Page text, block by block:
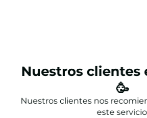
Nuestros clientes
🥳
Nuestros clientes nos
este servicio.